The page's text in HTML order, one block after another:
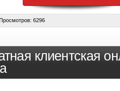
6296
клиентская